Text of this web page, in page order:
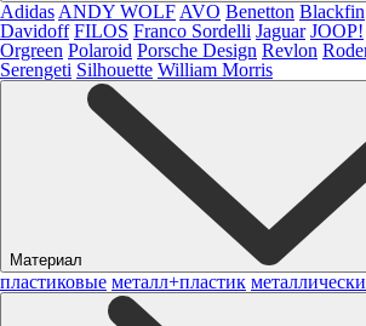
Adidas ANDY WOLF AVO Benetton Blackfin
Davidoff FILOS Franco Sordelli Jaguar JOOP!
Orgreen Polaroid Porsche Design Revlon
Serengeti Silhouette William Morris
Материал
пластиковые металл+пластик